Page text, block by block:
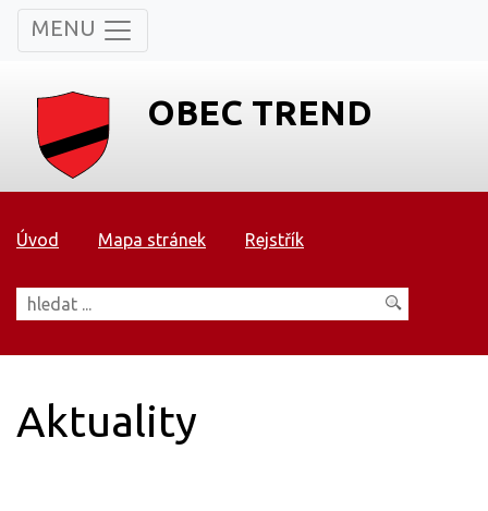
MENU
OBEC TREND
Úvod Mapa stránek Rejstřík
Aktuality